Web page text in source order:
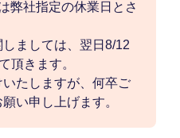
弊社指定の休業日とさ
ましては、翌日8/12
頂きます。
たしますが、何卒ご
い申し上げます。